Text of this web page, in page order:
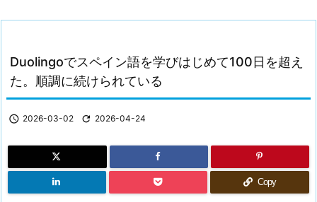
Duolingoでスペイン語を学びはじめて100日を超え
た。順調に続けられている
 2026-03-02  2026-04-24
Copy